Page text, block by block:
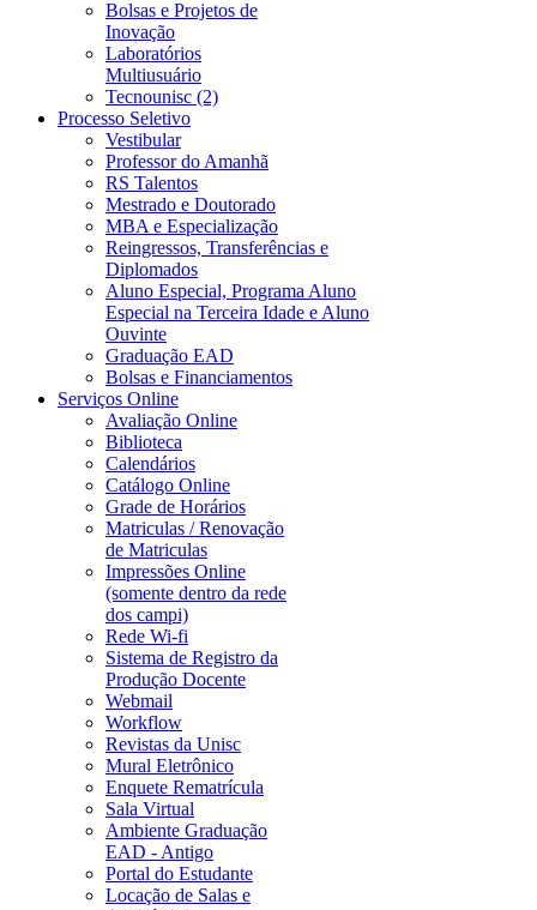
Bolsas e Projetos de
Inovação
Laboratórios
Multiusuário
Tecnounisc (2)
Processo Seletivo
Vestibular
Professor do Amanhã
RS Talentos
Mestrado e Doutorado
MBA e Especialização
Reingressos, Transferências e
Diplomados
Aluno Especial, Programa Aluno
Especial na Terceira Idade e Aluno
Ouvinte
Graduação EAD
Bolsas e Financiamentos
Serviços Online
Avaliação Online
Biblioteca
Calendários
Catálogo Online
Grade de Horários
Matriculas / Renovação
de Matriculas
Impressões Online
(somente dentro da rede
dos campi)
Rede Wi-fi
Sistema de Registro da
Produção Docente
Webmail
Workflow
Revistas da Unisc
Mural Eletrônico
Enquete Rematrícula
Sala Virtual
Ambiente Graduação
EAD - Antigo
Portal do Estudante
Locação de Salas e